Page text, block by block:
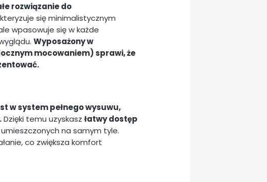
rozwiązanie do
się minimalistycznym
wpasowuje się w każde
Wyposażony w
mocowaniem) sprawi, że
w system pełnego wysuwu,
Dzięki temu uzyskasz łatwy dostęp
na samym tyle.
co zwiększa komfort